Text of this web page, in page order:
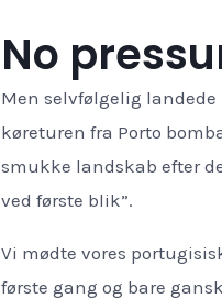
No
Men selvfølgelig landede
køreturen fra Porto
smukke landskab efter
ved første blik”.
Vi mødte vores
første gang og bare